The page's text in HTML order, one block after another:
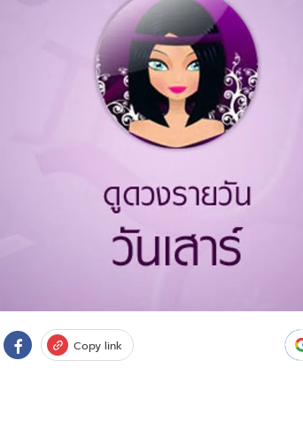
ติดตามสนุกโซเชียลได้ที่
Copy link